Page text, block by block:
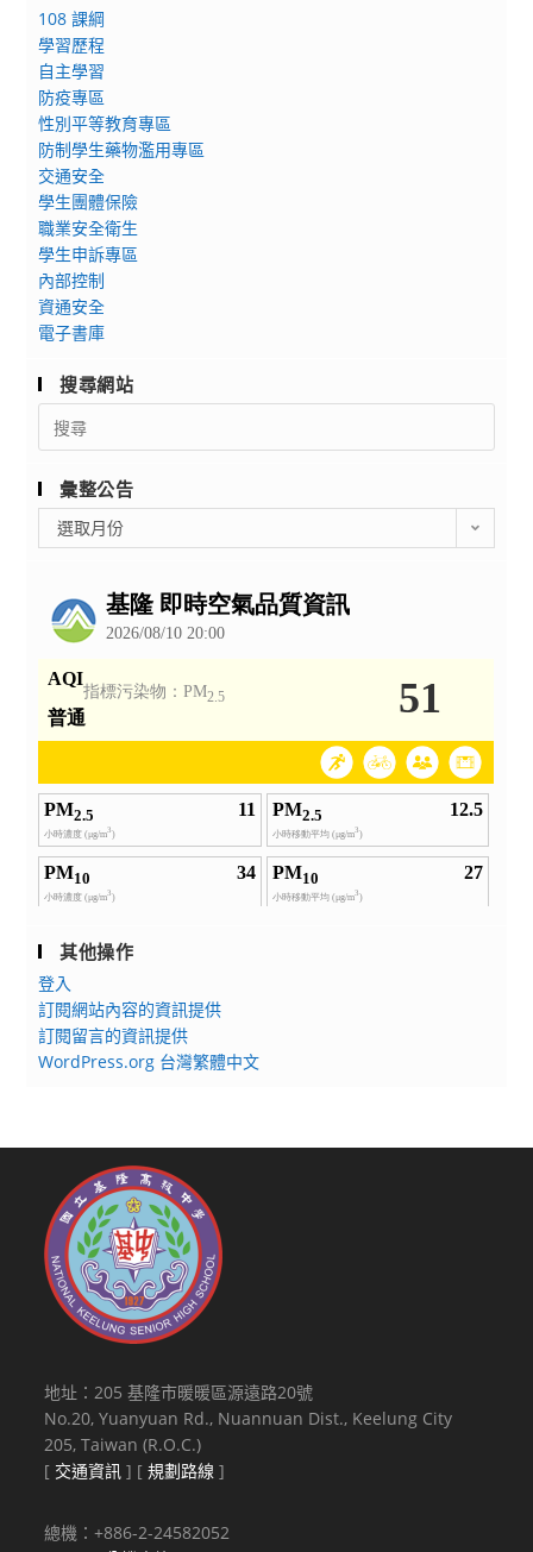
108 課綱
學習歷程
自主學習
防疫專區
性別平等教育專區
防制學生藥物濫用專區
交通安全
學生團體保險
職業安全衛生
學生申訴專區
內部控制
資通安全
電子書庫
搜尋網站
Search
for:
彙整公告
整
選取月份
其他操作
登入
訂閱網站內容的資訊提供
訂閱留言的資訊提供
WordPress.org 台灣繁體中文
地址：205 基隆市暖暖區源遠路20號
No.20, Yuanyuan Rd., Nuannuan Dist., Keelung City
205, Taiwan (R.O.C.)
[ 交通資訊 ] [規劃路線 ]
總機：+886-2-24582052